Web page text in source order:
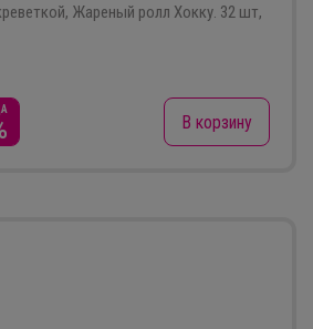
Жареный ролл Хокку. 32 шт,
В корзину